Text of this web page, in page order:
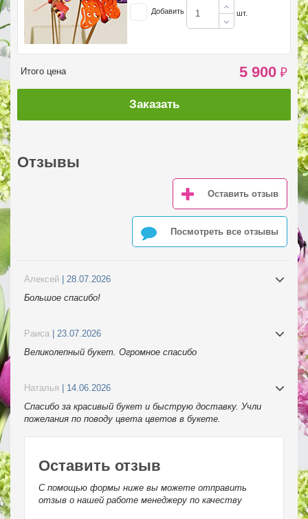
Добавить шт.
Итого цена 5 900 ₽
Заказать
Отзывы
Оставить отзыв
Посмотреть все отзывы
Алексей | 28.07.2026
Большое спасибо!
Раиса | 23.07.2026
Великолепный букет. Огромное спасибо
Наталья
| 14.06.2026
Спасибо за красивый букет и быструю доставку. Учли
пожелания по поводу цвета цветов в букете.
Оставить отзыв
С помощью формы ниже вы можете отправить
отзыв о нашей работе менеджеру по качеству